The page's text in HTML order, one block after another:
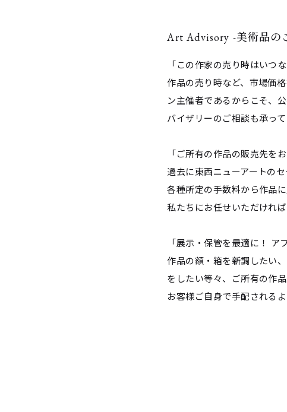
Art Advisory -美術品の
「この作家の売り時はいつ
作品の売り時など、市場価
ン主催者であるからこそ、
バイザリーのご相談も承って
「ご所有の作品の販売先を
過去に東西ニューアートの
各種所定の手数料から作品
私たちにお任せいただけれ
「展示・保管を最適に！ ア
作品の額・箱を新調したい
をしたい等々、ご所有の作
お客様ご自身で手配される